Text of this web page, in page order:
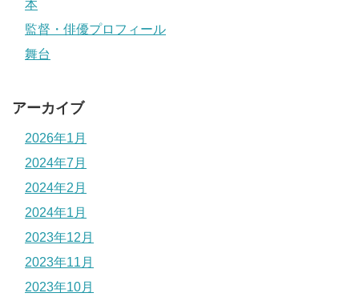
本
監督・俳優プロフィール
舞台
アーカイブ
2026年1月
2024年7月
2024年2月
2024年1月
2023年12月
2023年11月
2023年10月